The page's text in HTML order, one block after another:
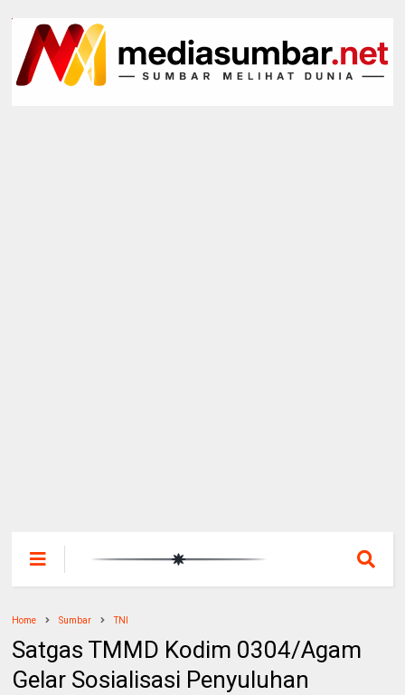
Home Sumbar TNI
Satgas TMMD Kodim 0304/Agam
Gelar Sosialisasi Penyuluhan